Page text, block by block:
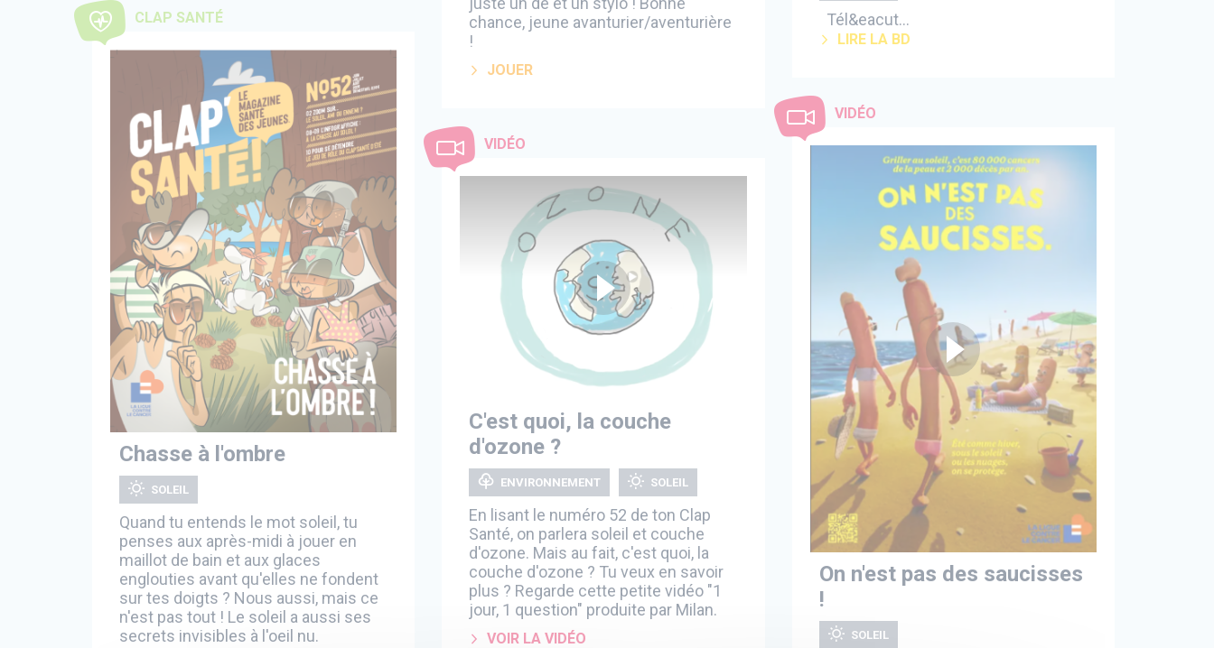
chance, jeune avanturier/aventurière
!
JOUER
Tél&eacut...
LIRE LA BD
CLAP SANTÉ
Chasse à l'ombre
SOLEIL
Quand tu entends le mot soleil, tu
penses aux après-midi à jouer en
maillot de bain et aux glaces
englouties avant qu'elles ne fondent
sur tes doigts ? Nous aussi, mais ce
n'est pas tout ! Le soleil a aussi ses
secrets invisibles à l'oeil nu.
VIDÉO
On n'est pas des saucisses
!
SOLEIL
VIDÉO
C'est quoi, la couche
d'ozone ?
ENVIRONNEMENT SOLEIL
En lisant le numéro 52 de ton Clap
Santé, on parlera soleil et couche
d'ozone. Mais au fait, c'est quoi, la
couche d'ozone ? Tu veux en savoir
plus ? Regarde cette petite vidéo "1
jour, 1 question" produite par Milan.
VOIR LA VIDÉO